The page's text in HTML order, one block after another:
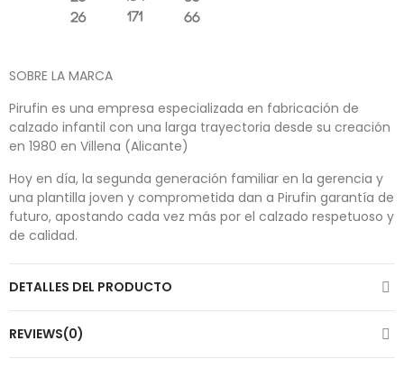
SOBRE LA MARCA
Pirufin es una empresa especializada en fabricación de
calzado infantil con una larga trayectoria desde su creación
en 1980 en Villena (Alicante)
Hoy en día, la segunda generación familiar en la gerencia y
una plantilla joven y comprometida dan a Pirufin garantía de
futuro, apostando cada vez más por el calzado respetuoso y
de calidad.
DETALLES DEL PRODUCTO
REVIEWS(0)